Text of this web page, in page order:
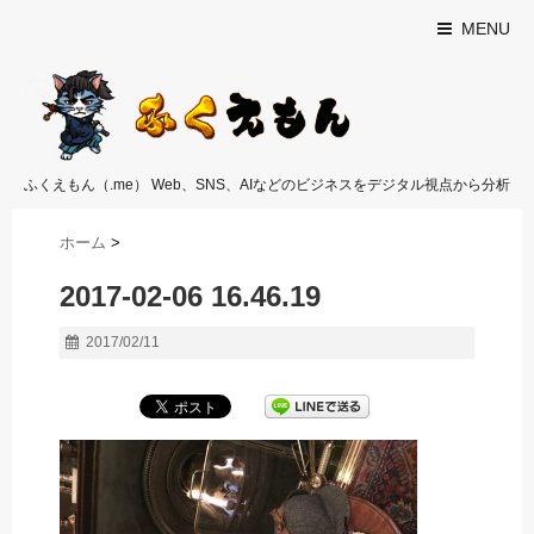
MENU
ふくえもん（.me） Web、SNS、AIなどのビジネスをデジタル視点から分析
ホーム >
2017-02-06 16.46.19
2017/02/11